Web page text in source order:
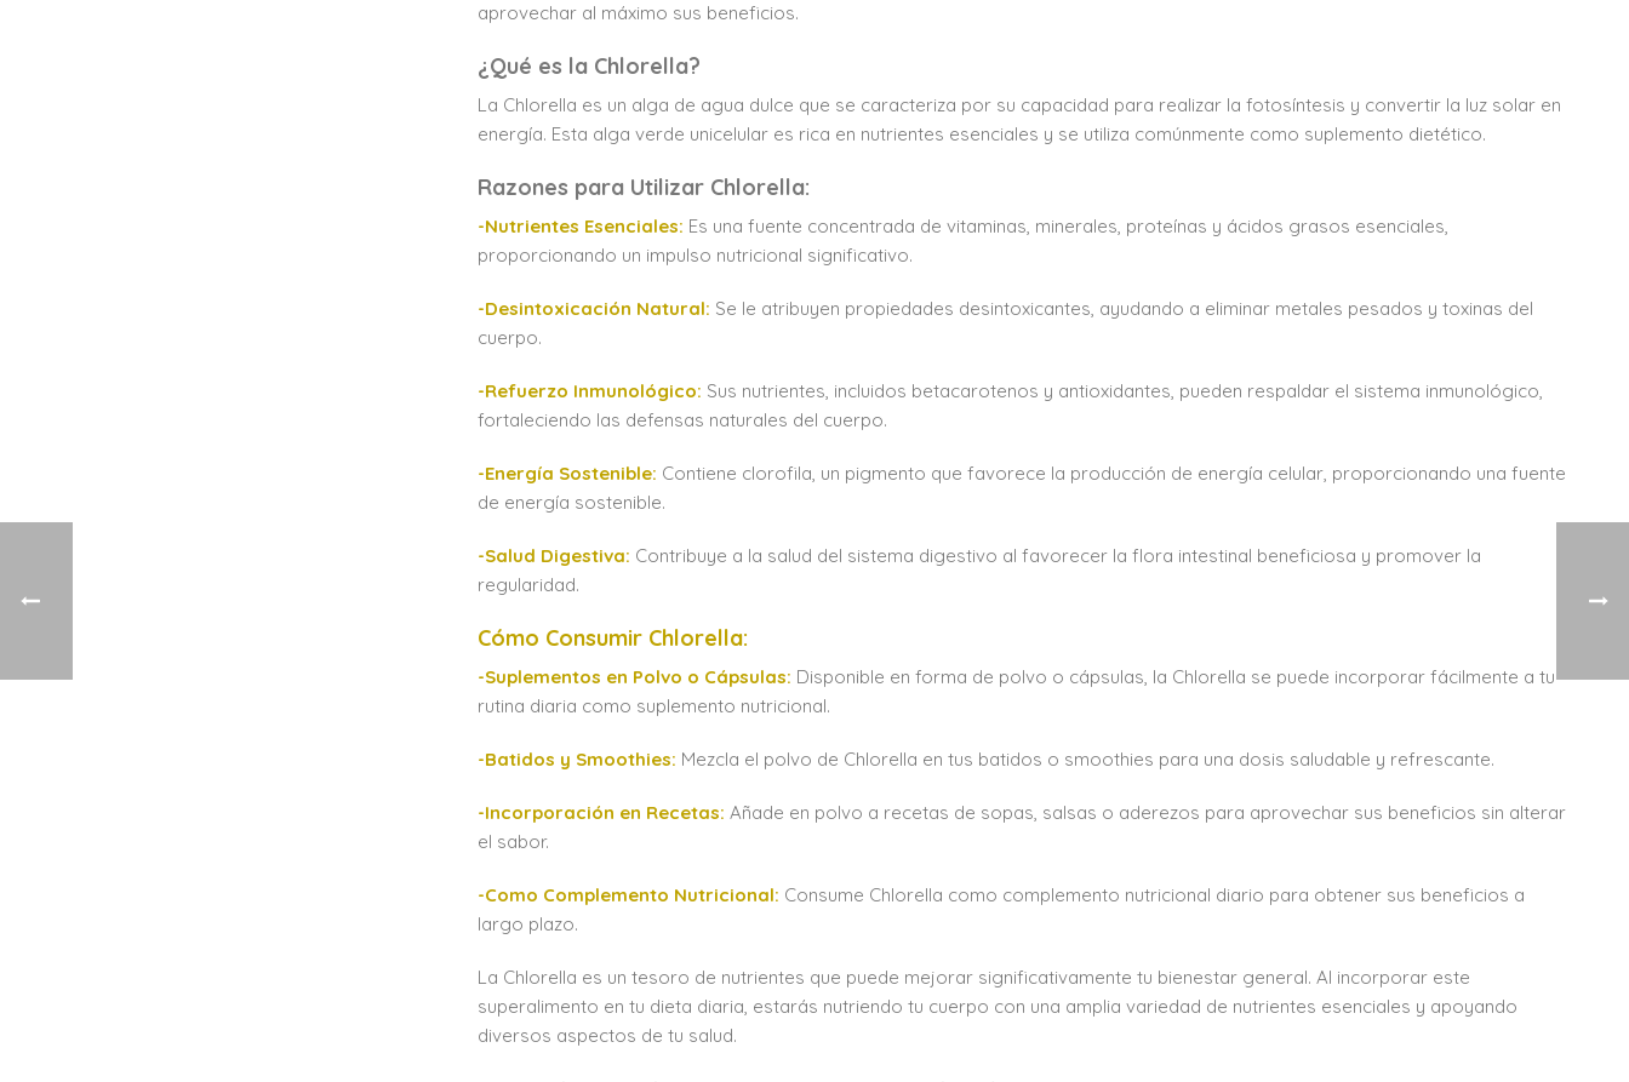
aprovechar al máximo sus beneficios.
¿Qué es la Chlorella?
La Chlorella es un alga de agua dulce que se caracteriza por su capacidad para realizar la fotosíntesis y convertir la luz solar en
energía. Esta alga verde unicelular es rica en nutrientes esenciales y se utiliza comúnmente como suplemento dietético.
Razones para Utilizar Chlorella:
-Nutrientes Esenciales: Es una fuente concentrada de vitaminas, minerales, proteínas y ácidos grasos esenciales,
proporcionando un impulso nutricional significativo.
-Desintoxicación Natural: Se le atribuyen propiedades desintoxicantes, ayudando a eliminar metales pesados y toxinas del
cuerpo.
-Refuerzo Inmunológico: Sus nutrientes, incluidos betacarotenos y antioxidantes, pueden respaldar el sistema inmunológico,
fortaleciendo las defensas naturales del cuerpo.
-Energía Sostenible: Contiene clorofila, un pigmento que favorece la producción de energía celular, proporcionando una fuente
de energía sostenible.
-Salud Digestiva: Contribuye a la salud del sistema digestivo al favorecer la flora intestinal beneficiosa y promover la
regularidad.
Cómo Consumir Chlorella:
-Suplementos en Polvo o Cápsulas: Disponible en forma de polvo o cápsulas, la Chlorella se puede incorporar fácilmente a tu
rutina diaria como suplemento nutricional.
-Batidos y Smoothies: Mezcla el polvo de Chlorella en tus batidos o smoothies para una dosis saludable y refrescante.
-Incorporación en Recetas:Añade en polvo a recetas de sopas, salsas o aderezos para aprovechar sus beneficios sin alterar
el sabor.
-Como Complemento Nutricional: Consume Chlorella como complemento nutricional diario para obtener sus beneficios a
largo plazo.
La Chlorella es un tesoro de nutrientes que puede mejorar significativamente tu bienestar general. Al incorporar este
superalimento en tu dieta diaria, estarás nutriendo tu cuerpo con una amplia variedad de nutrientes esenciales y apoyando
diversos aspectos de tu salud.